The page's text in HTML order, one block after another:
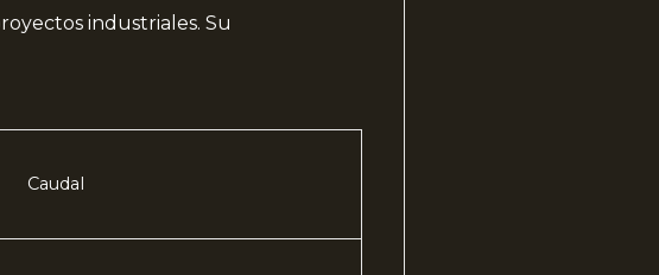
industriales. Su
Caudal